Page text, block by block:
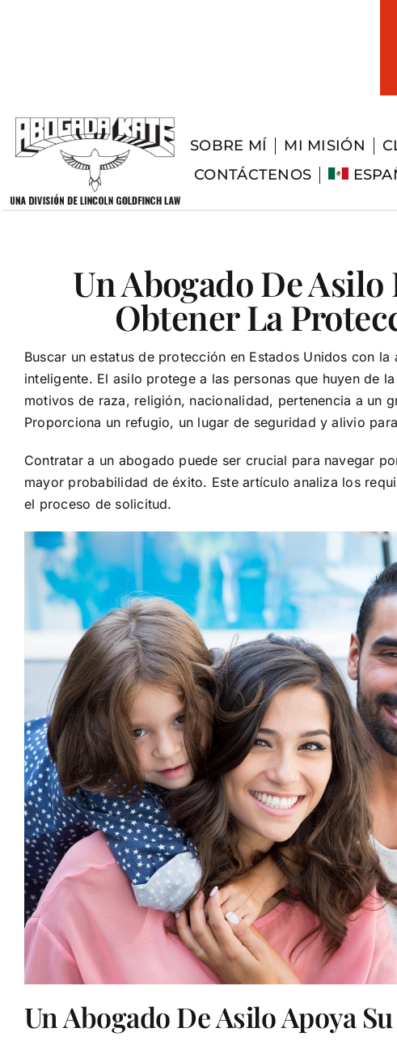
SOBRE MÍ MI MISIÓN
CONTÁCTENOS
Un Abogado De
Obtener La
Buscar un estatus de protección en Estados Unidos con la
inteligente. El asilo protege a las personas que huyen de
motivos de raza, religión, nacionalidad, pertenencia a un
Proporciona un refugio, un lugar de seguridad y alivio
Contratar a un abogado puede ser crucial para navegar
mayor probabilidad de éxito. Este artículo analiza los
el proceso de solicitud.
Un Abogado De Asilo Apoya